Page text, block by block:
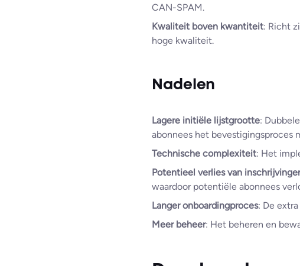
CAN-SPAM.
Kwaliteit boven kwantiteit: Richt
hoge kwaliteit.
Nadelen
Lagere initiële lijstgrootte:
abonnees het bevestigingsproces
Technische complexiteit: Het
Potentieel verlies van
waardoor potentiële abonnees
Langer onboardingproces: De
Meer beheer: Het beheren en